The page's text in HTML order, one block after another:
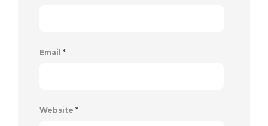
Email *
Website *